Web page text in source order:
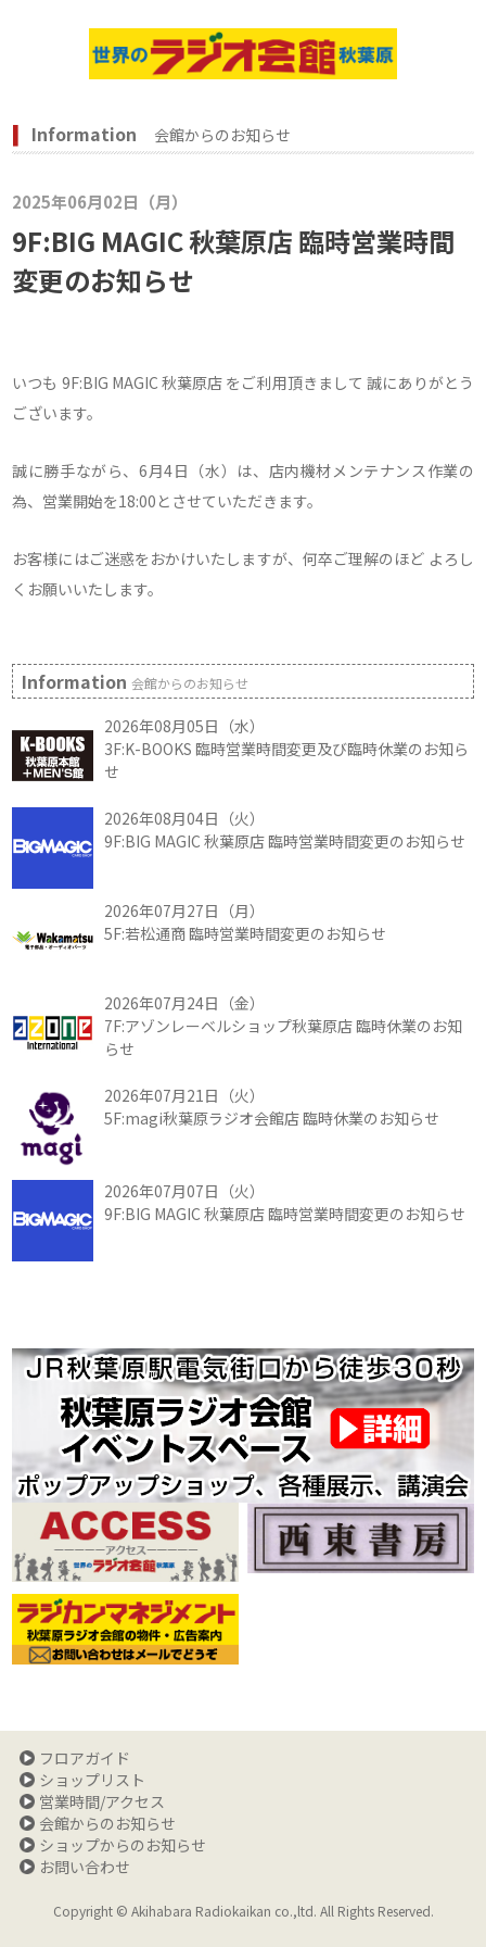
Information 会館からのお知らせ
2025年06月02日（月）
9F:BIG MAGIC 秋葉原店 臨時営業時間
変更のお知らせ
いつも 9F:BIG MAGIC 秋葉原店 をご利用頂きまして 誠にありがとう
ございます。
誠に勝手ながら、6月4日（水）は、店内機材メンテナンス作業の
為、営業開始を18:00とさせていただきます。
お客様にはご迷惑をおかけいたしますが、何卒ご理解のほど よろし
くお願いいたします。
Information会館からのお知らせ
2026年08月05日（水）
3F:K-BOOKS 臨時営業時間変更及び臨時休業のお知ら
せ
2026年08月04日（火）
9F:BIG MAGIC 秋葉原店 臨時営業時間変更のお知らせ
2026年07月27日（月）
5F:若松通商 臨時営業時間変更のお知らせ
2026年07月24日（金）
7F:アゾンレーベルショップ秋葉原店 臨時休業のお知
らせ
2026年07月21日（火）
5F:magi秋葉原ラジオ会館店 臨時休業のお知らせ
2026年07月07日（火）
9F:BIG MAGIC 秋葉原店 臨時営業時間変更のお知らせ
フロアガイド
ショップリスト
営業時間/アクセス
会館からのお知らせ
ショップからのお知らせ
お問い合わせ
Copyright © Akihabara Radiokaikan co.,ltd. All Rights Reserved.